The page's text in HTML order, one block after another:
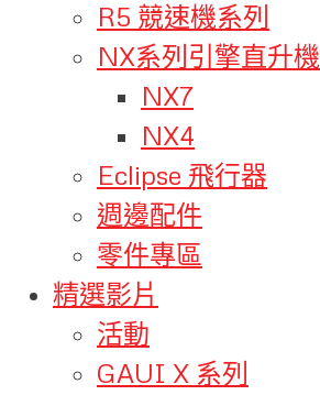
R5 競速機系列
NX系列引擎直升機
NX7
NX4
Eclipse 飛行器
週邊配件
零件專區
精選影片
活動
GAUI X 系列